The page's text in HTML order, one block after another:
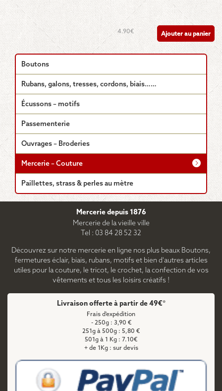
4.90€ Ajouter au panier
Boutons
Rubans, galons, tresses, cordons, biais……
Écussons – motifs
Passementerie
Ouvrages – Broderies
Mercerie – Couture
Paillettes, strass & perles au mètre
Mercerie depuis 1876
Mercerie de la vieille ville
Tel : 03 84 28 52 32
Découvrez sur notre mercerie en ligne nos plus beaux Boutons,
fermetures éclair, biais, rubans, motifs et bien d'autres articles
utiles pour la couture, le tricot, le crochet, la confection de vos
vêtements et tous les loisirs créatifs !
Livraison offerte à partir de 49€*
Frais d'expédition
- 250g : 3,90 €
251g à 500g : 5,80 €
501g à 1 Kg : 7.10€
+ de 1Kg : sur devis